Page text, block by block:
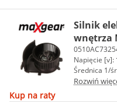
Silnik
wnętrza
Napięcie [v]:
Średnica 1/
Rozwiń
Kup na raty